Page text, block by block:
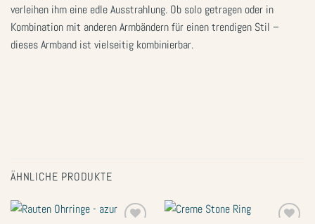
verleihen ihm eine edle Ausstrahlung. Ob solo getragen oder in
Kombination mit anderen Armbändern für einen trendigen Stil –
dieses Armband ist vielseitig kombinierbar.
ÄHNLICHE PRODUKTE